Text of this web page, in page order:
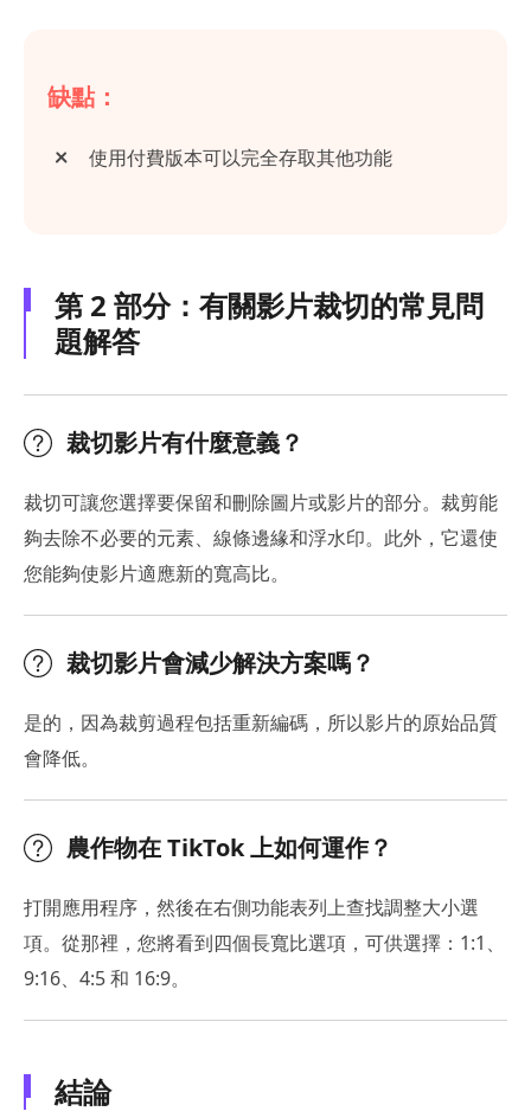
缺點：
使用付費版本可以完全存取其他功能
第 2 部分：有關影片裁切的常見問
題解答
裁切影片有什麼意義？
裁切可讓您選擇要保留和刪除圖片或影片的部分。裁剪能
夠去除不必要的元素、線條邊緣和浮水印。此外，它還使
您能夠使影片適應新的寬高比。
裁切影片會減少解決方案嗎？
是的，因為裁剪過程包括重新編碼，所以影片的原始品質
會降低。
農作物在 TikTok 上如何運作？
打開應用程序，然後在右側功能表列上查找調整大小選
項。從那裡，您將看到四個長寬比選項，可供選擇：1:1、
9:16、4:5 和 16:9。
結論